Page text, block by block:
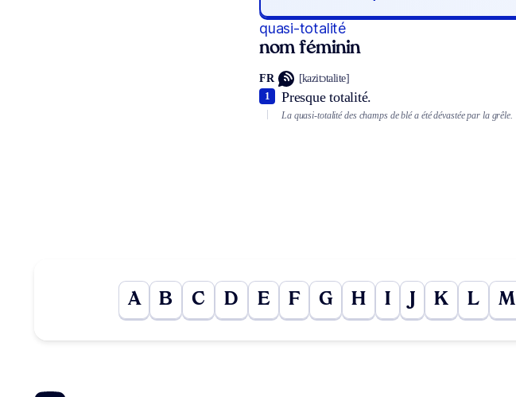
quasi-totalité
nom féminin
FR [kazitɔtalite]
Presque totalité.
1
La quasi-totalité des champs de blé a été dévastée par la grêle.
A B C D E F G H I J K L M